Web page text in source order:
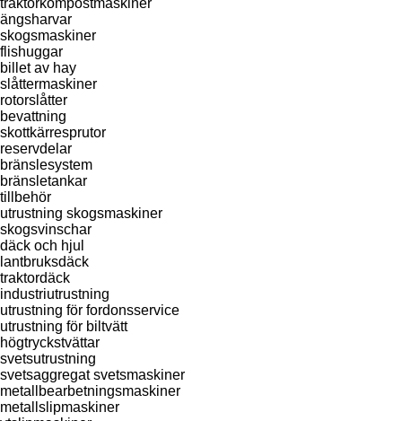
ängsharvar
skogsmaskiner
flishuggar
billet av hay
slåttermaskiner
rotorslåtter
bevattning
skottkärresprutor
reservdelar
bränslesystem
bränsletankar
tillbehör
utrustning skogsmaskiner
skogsvinschar
däck och hjul
lantbruksdäck
traktordäck
industriutrustning
utrustning för fordonsservice
utrustning för biltvätt
högtryckstvättar
svetsutrustning
svetsaggregat svetsmaskiner
metallbearbetningsmaskiner
metallslipmaskiner